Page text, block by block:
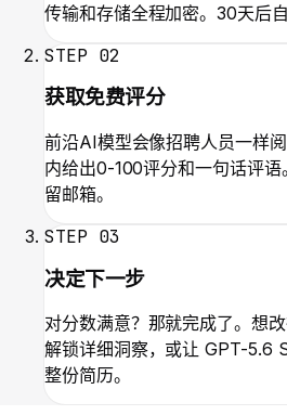
传输和存储全程加密。30天后自
STEP 02
获取免费评分
前沿AI模型会像招聘人员一样
内给出0-100评分和一句话评
留邮箱。
STEP 03
决定下一步
对分数满意？那就完成了。想
解锁详细洞察，或让 GPT-5.6
整份简历。